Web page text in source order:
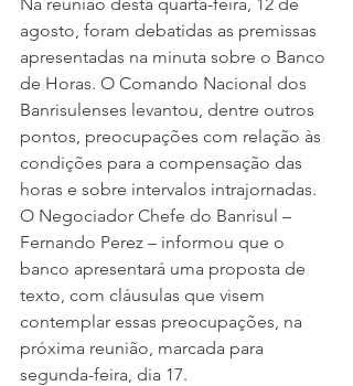
agosto, foram debatidas as premissas
apresentadas na minuta sobre o Banco
de Horas. O Comando Nacional dos
Banrisulenses levantou, dentre outros
pontos, preocupações com relação às
condições para a compensação das
horas e sobre intervalos intrajornadas.
O Negociador Chefe do Banrisul –
Fernando Perez – informou que o
banco apresentará uma proposta de
texto, com cláusulas que visem
contemplar essas preocupações, na
próxima reunião, marcada para
segunda-feira, dia 17.